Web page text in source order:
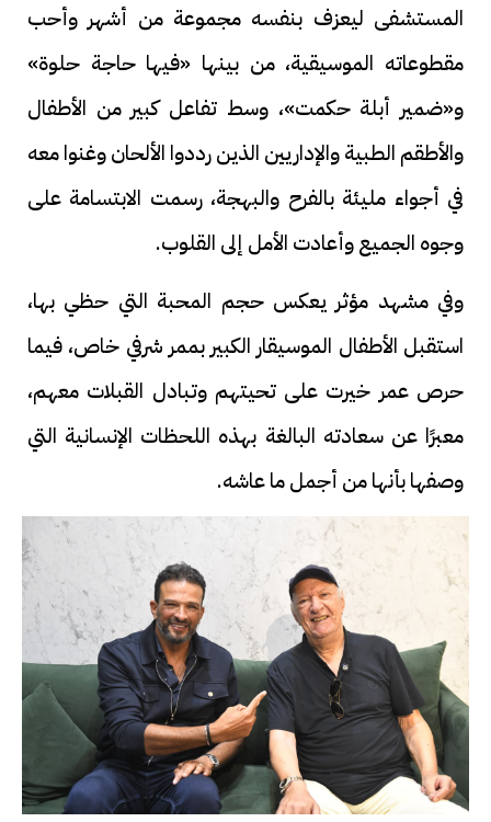
المستشفى ليعزف بنفسه مجموعة من أشهر وأحب
مقطوعاته الموسيقية، من بينها «فيها حاجة حلوة»
و«ضمير أبلة حكمت»، وسط تفاعل كبير من الأطفال
والأطقم الطبية والإداريين الذين رددوا الألحان وغنوا معه
في أجواء مليئة بالفرح والبهجة، رسمت الابتسامة على
وجوه الجميع وأعادت الأمل إلى القلوب.
وفي مشهد مؤثر يعكس حجم المحبة التي حظي بها،
استقبل الأطفال الموسيقار الكبير بممر شرفي خاص، فيما
حرص عمر خيرت على تحيتهم وتبادل القبلات معهم،
معبرًا عن سعادته البالغة بهذه اللحظات الإنسانية التي
وصفها بأنها من أجمل ما عاشه.